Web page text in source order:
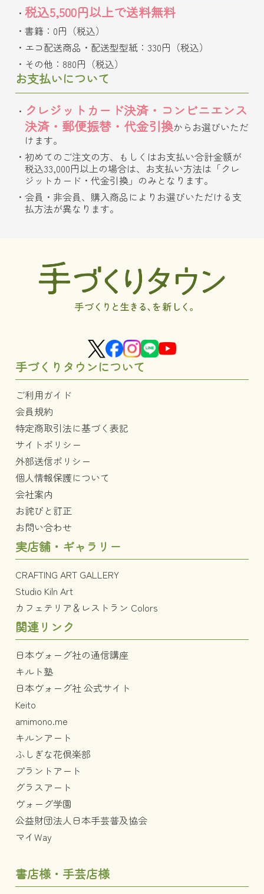
税込5,500円以上で送料無料
書籍：0円（税込）
エコ配送商品・配送型型紙：330円（税込）
その他：880円（税込）
お支払いについて
クレジットカード決済・コンビニエンス
決済・郵便振替・代金引換からお選びいただ
けます。
初めてのご注文の方、もしくはお支払い合計金額が
税込33,000円以上の場合は、お支払い方法は「クレ
ジットカード・代金引換」のみとなります。
会員・非会員、購入商品によりお選びいただける支
払方法が異なります。
手づくりタウンについて
ご利用ガイド
会員規約
特定商取引法に基づく表記
サイトポリシー
外部送信ポリシー
個人情報保護について
会社案内
お詫びと訂正
お問い合わせ
実店舗・ギャラリー
CRAFTING ART GALLERY
Studio Kiln Art
カフェテリア＆レストラン Colors
関連リンク
日本ヴォーグ社の通信講座
キルト塾
日本ヴォーグ社 公式サイト
Keito
amimono.me
キルンアート
ふしぎな花倶楽部
プラントアート
グラスアート
ヴォーグ学園
公益財団法人日本手芸普及協会
マイWay
書店様・手芸店様